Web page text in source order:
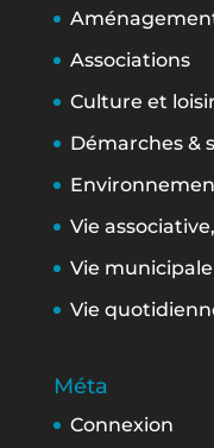
Associations
Culture et
Démarches &
Vie
Vie municipale
Vie
Méta
Connexion